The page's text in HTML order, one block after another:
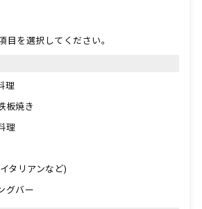
目を選択してください。
理
板焼き
理
タリアンなど)
グバー